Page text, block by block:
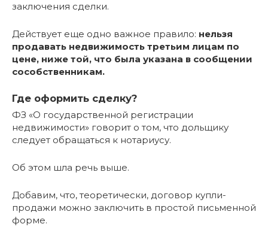
заключения сделки.
Действует еще одно важное правило: нельзя
продавать недвижимость третьим лицам по
цене, ниже той, что была указана в сообщении
сособственникам.
Где оформить сделку?
ФЗ «О государственной регистрации
недвижимости» говорит о том, что дольщику
следует обращаться к нотариусу.
Об этом шла речь выше.
Добавим, что, теоретически, договор купли-
продажи можно заключить в простой письменной
форме.